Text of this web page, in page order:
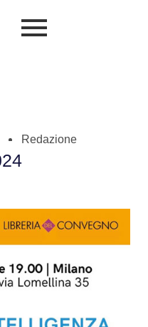
Redazione